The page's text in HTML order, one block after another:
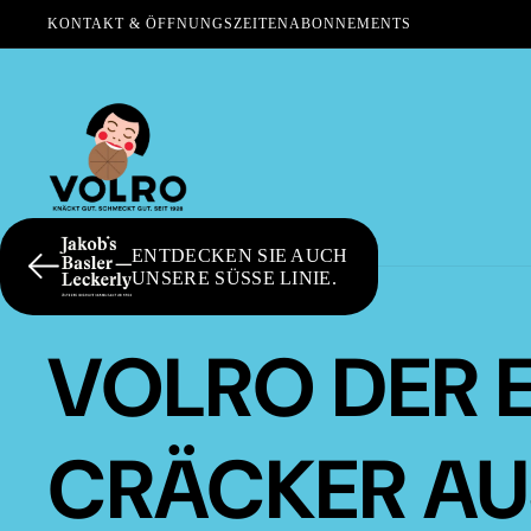
KONTAKT & ÖFFNUNGSZEITENABONNEMENTS
ENTDECKEN SIE AUCH
UNSERE SÜSSE LINIE.
VOLRO DER
CRÄCKER